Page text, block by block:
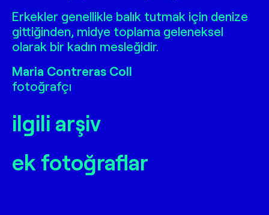
Erkekler genellikle balık tutmak için denize
gittiğinden, midye toplama geleneksel
olarak bir kadın mesleğidir.
Maria Contreras Coll
fotoğrafçı
ilgili arşiv
ek fotoğraflar